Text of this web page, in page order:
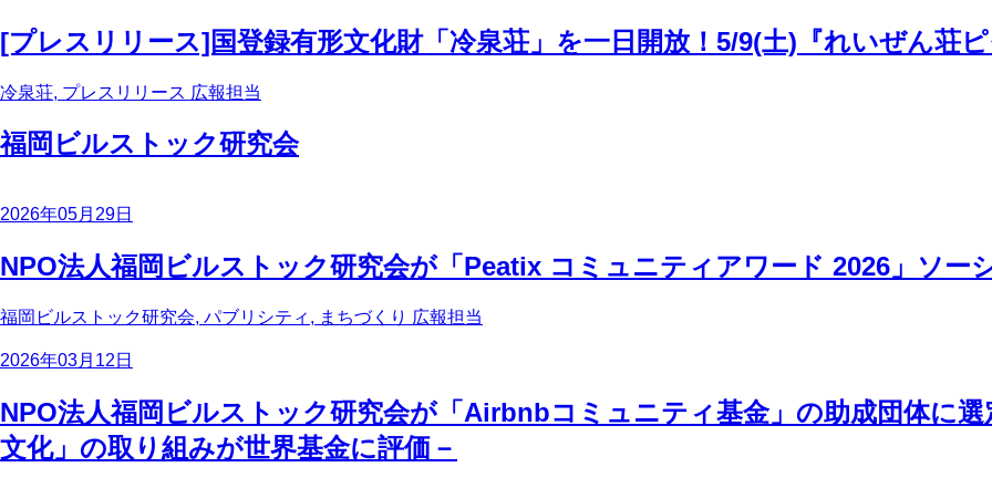
[プレスリリース]国登録有形文化財「冷泉荘」を一日開放！5/9(土)『れいぜん荘
冷泉荘, プレスリリース 広報担当
福岡ビルストック研究会
2026年05月29日
NPO法人福岡ビルストック研究会が「Peatix コミュニティアワード 2026」ソー
福岡ビルストック研究会, パブリシティ, まちづくり 広報担当
2026年03月12日
NPO法人福岡ビルストック研究会が「Airbnbコミュニティ基金」の助成団体に
文化」の取り組みが世界基金に評価－